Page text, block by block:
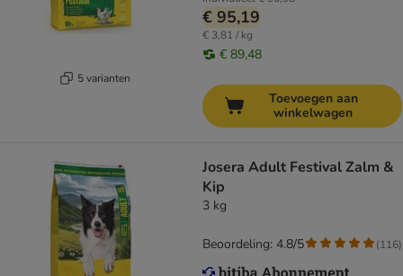
5 varianten
€ 95,19
€ 3,81 / kg
€ 89,48
Toevoegen aan
winkelwagen
Josera Adult Festival Zalm &
Kip
3 kg
Beoordeling: 4.8/5 (116)